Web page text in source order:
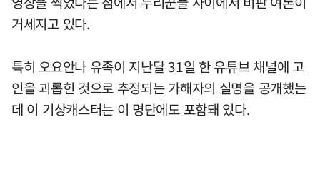
거세지고 있다.
특히 오요안나 유족이 지난달 31일 한 유튜브 채널에 고
인을 괴롭힌 것으로 추정되는 가해자의 실명을 공개했는
데 이 기상캐스터는 이 명단에도 포함돼 있다.